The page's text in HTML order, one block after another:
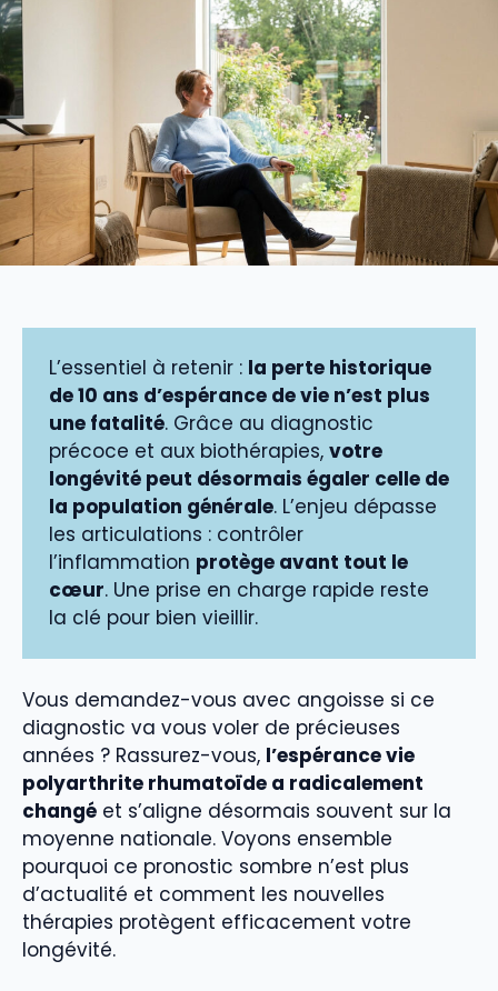
L’essentiel à retenir : la perte historique
de 10 ans d’espérance de vie n’est plus
une fatalité. Grâce au diagnostic
précoce et aux biothérapies, votre
longévité peut désormais égaler celle de
la population générale. L’enjeu dépasse
les articulations : contrôler
l’inflammation protège avant tout le
cœur. Une prise en charge rapide reste
la clé pour bien vieillir.
Vous demandez-vous avec angoisse si ce
diagnostic va vous voler de précieuses
années ? Rassurez-vous, l’espérance vie
polyarthrite rhumatoïde a radicalement
changé et s’aligne désormais souvent sur la
moyenne nationale. Voyons ensemble
pourquoi ce pronostic sombre n’est plus
d’actualité et comment les nouvelles
thérapies protègent efficacement votre
longévité.